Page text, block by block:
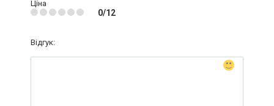
Ціна
0/12
Відгук: